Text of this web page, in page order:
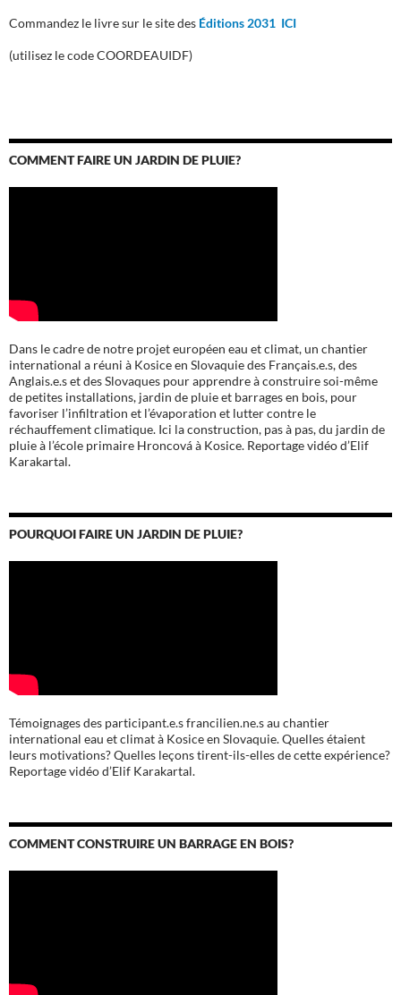
Commandez le livre sur le site des Éditions 2031 ICI
(utilisez le code COORDEAUIDF)
COMMENT FAIRE UN JARDIN DE PLUIE?
Dans le cadre de notre projet européen eau et climat, un chantier
international a réuni à Kosice en Slovaquie des Français.e.s, des
Anglais.e.s et des Slovaques pour apprendre à construire soi-même
de petites installations, jardin de pluie et barrages en bois, pour
favoriser l’infiltration et l’évaporation et lutter contre le
réchauffement climatique. Ici la construction, pas à pas, du jardin de
pluie à l’école primaire Hroncová à Kosice. Reportage vidéo d’Elif
Karakartal.
POURQUOI FAIRE UN JARDIN DE PLUIE?
Témoignages des participant.e.s francilien.ne.s au chantier
international eau et climat à Kosice en Slovaquie. Quelles étaient
leurs motivations? Quelles leçons tirent-ils-elles de cette expérience?
Reportage vidéo d’Elif Karakartal.
COMMENT CONSTRUIRE UN BARRAGE EN BOIS?